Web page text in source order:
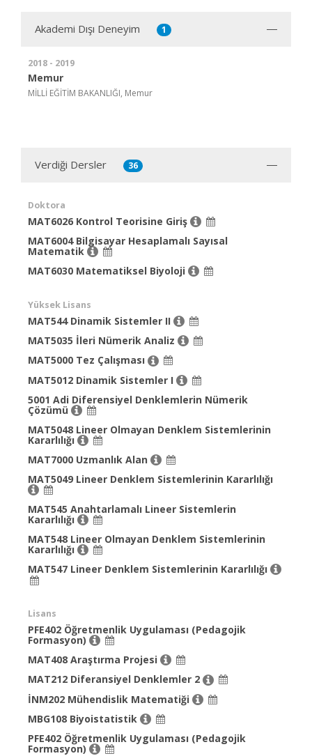
Akademi Dışı Deneyim 1
2018 - 2019
Memur
MİLLİ EĞİTİM BAKANLIĞI, Memur
Verdiği Dersler 36
Doktora
MAT6026 Kontrol Teorisine Giriş
MAT6004 Bilgisayar Hesaplamalı Sayısal
Matematik
MAT6030 Matematiksel Biyoloji
Yüksek Lisans
MAT544 Dinamik Sistemler II
MAT5035 İleri Nümerik Analiz
MAT5000 Tez Çalışması
MAT5012 Dinamik Sistemler I
5001 Adi Diferensiyel Denklemlerin Nümerik
Çözümü
MAT5048 Lineer Olmayan Denklem Sistemlerinin
Kararlılığı
MAT7000 Uzmanlık Alan
MAT5049 Lineer Denklem Sistemlerinin Kararlılığı
MAT545 Anahtarlamalı Lineer Sistemlerin
Kararlılığı
MAT548 Lineer Olmayan Denklem Sistemlerinin
Kararlılığı
MAT547 Lineer Denklem Sistemlerinin Kararlılığı
Lisans
PFE402 Öğretmenlik Uygulaması (Pedagojik
Formasyon)
MAT408 Araştırma Projesi
MAT212 Diferansiyel Denklemler 2
İNM202 Mühendislik Matematiği
MBG108 Biyoistatistik
PFE402 Öğretmenlik Uygulaması (Pedagojik
Formasyon)